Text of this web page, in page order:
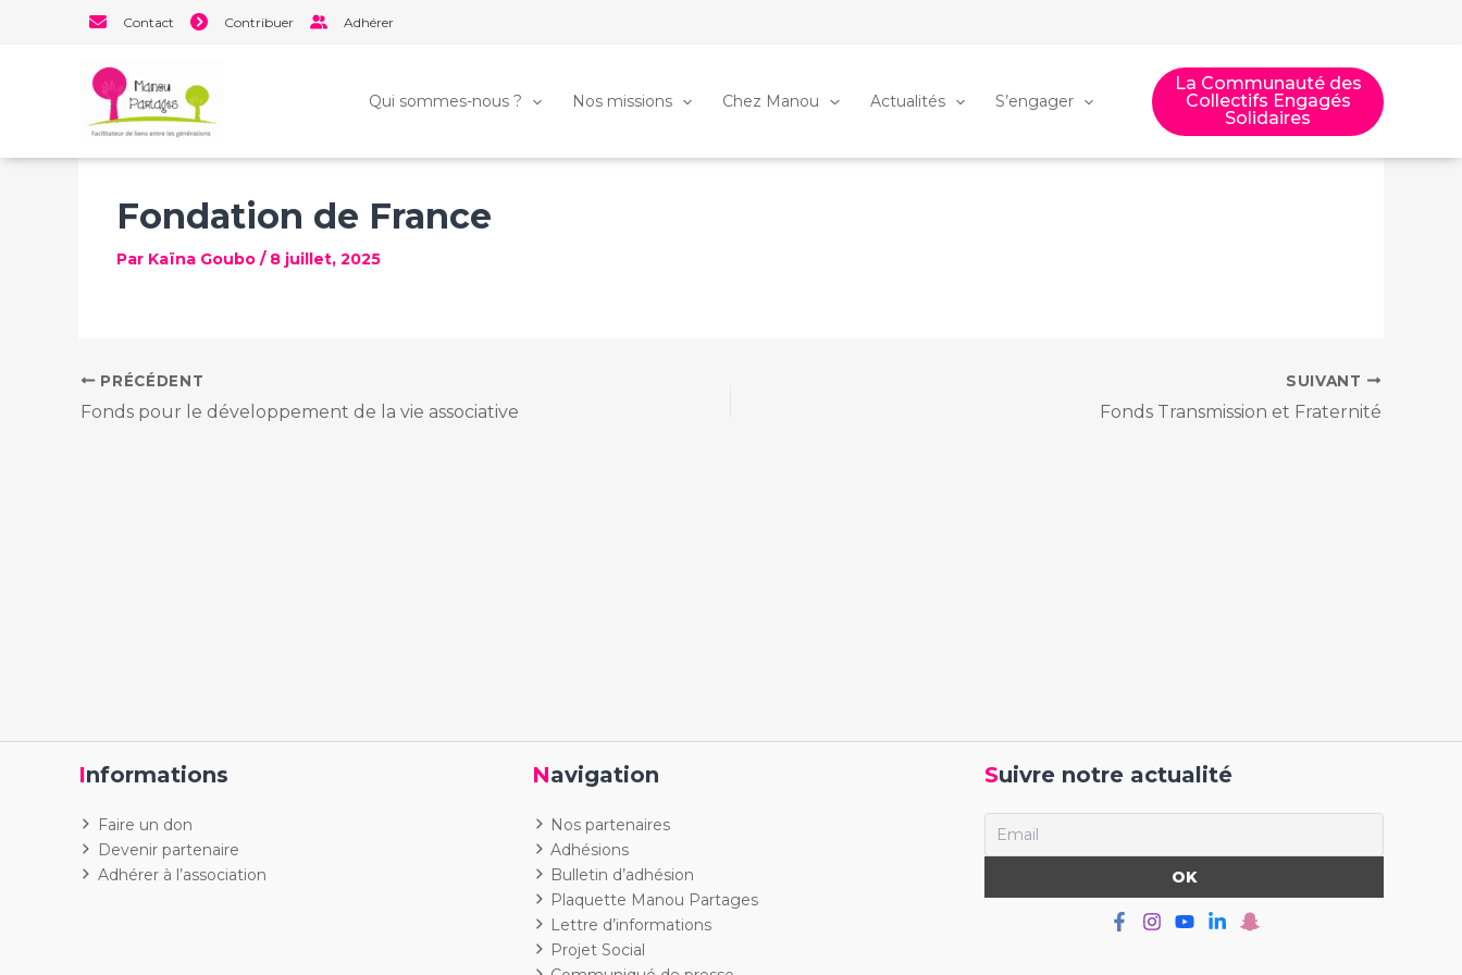
Contact Contribuer Adhérer
Qui sommes-nous ? Nos missions Chez Manou Actualités S’engager
La Communauté des
Collectifs Engagés
Solidaires
Fondation de France
Par Kaïna Goubo / 8 juillet, 2025
PRÉCÉDENT
Fonds pour le développement de la vie associative
SUIVANT
Fonds Transmission et Fraternité
Informations
Faire un don
Devenir partenaire
Adhérer à l’association
Navigation
Nos partenaires
Adhésions
Bulletin d’adhésion
Plaquette Manou Partages
Lettre d’informations
Projet Social
Suivre notre actualité